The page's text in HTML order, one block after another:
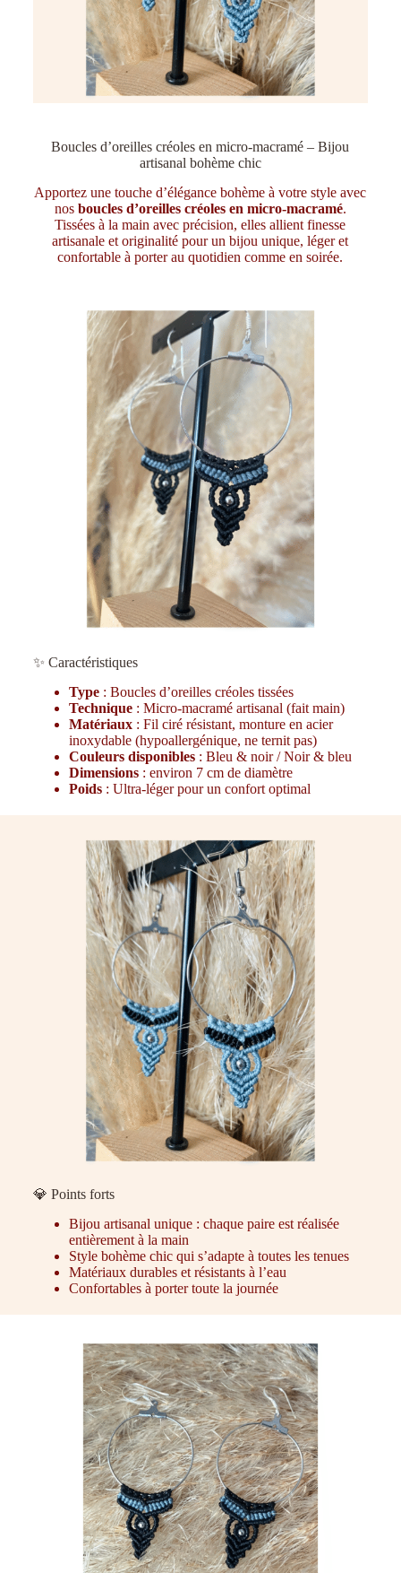
Boucles d’oreilles créoles en micro-macramé – Bijou
artisanal bohème chic
Apportez une touche d’élégance bohème à votre style avec
nos boucles d’oreilles créoles en micro-macramé.
Tissées à la main avec précision, elles allient finesse
artisanale et originalité pour un bijou unique, léger et
confortable à porter au quotidien comme en soirée.
✨ Caractéristiques
Type: Boucles d’oreilles créoles tissées
Technique: Micro-macramé artisanal (fait main)
Matériaux: Fil ciré résistant, monture en acier
inoxydable (hypoallergénique, ne ternit pas)
Couleurs disponibles: Bleu & noir / Noir & bleu
Dimensions: environ 7 cm de diamètre
Poids: Ultra-léger pour un confort optimal
💎 Points forts
Bijou artisanal unique : chaque paire est réalisée
entièrement à la main
Style bohème chic qui s’adapte à toutes les tenues
Matériaux durables et résistants à l’eau
Confortables à porter toute la journée